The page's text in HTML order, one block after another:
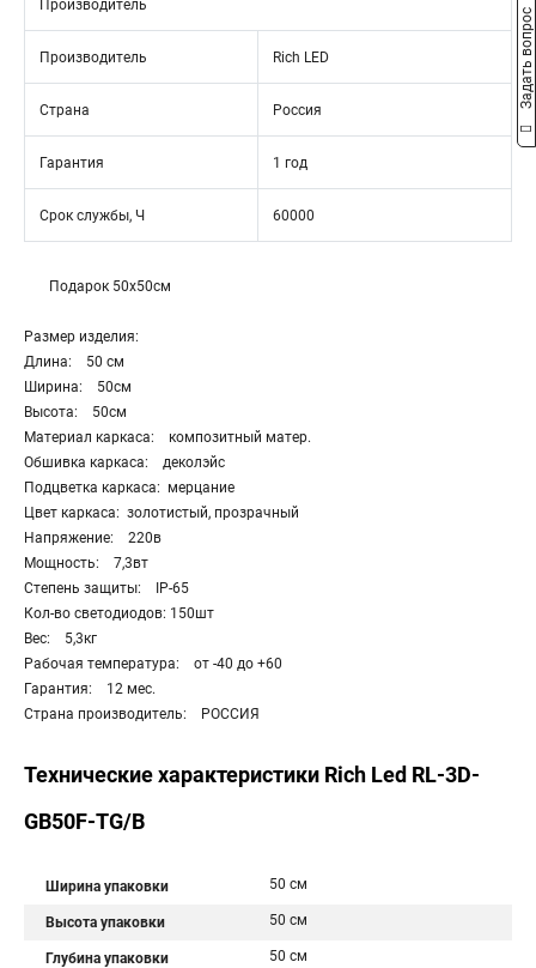
Производитель
Производитель Rich LED
Страна Россия
Гарантия 1 год
Срок службы, Ч 60000
Подарок 50х50см
Размер изделия:
Длина: 50 см
Ширина: 50см
Высота: 50см
Материал каркаса: композитный матер.
Обшивка каркаса: деколэйс
Подцветка каркаса: мерцание
Цвет каркаса: золотистый, прозрачный
Напряжение: 220в
Мощность: 7,3вт
Степень защиты: IP-65
Кол-во светодиодов: 150шт
Вес: 5,3кг
Рабочая температура: от -40 до +60
Гарантия: 12 мес.
Страна производитель: РОССИЯ
Технические характеристики Rich Led RL-3D-
GB50F-TG/B
Ширина упаковки 50 см
Высота упаковки 50 см
Глубина упаковки 50 см
Задать вопрос